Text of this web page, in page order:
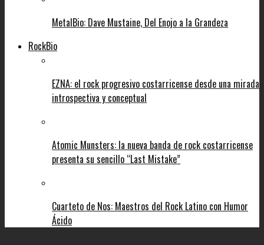
MetalBio: Dave Mustaine, Del Enojo a la Grandeza
RockBio
EZNA: el rock progresivo costarricense desde una mirada
introspectiva y conceptual
Atomic Munsters: la nueva banda de rock costarricense
presenta su sencillo “Last Mistake”
Cuarteto de Nos: Maestros del Rock Latino con Humor
Ácido